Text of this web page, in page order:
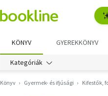
KÖNYV GYEREKKÖNYV
Kategóriák
Könyv Gyermek- és ifjúsági Kifestők,